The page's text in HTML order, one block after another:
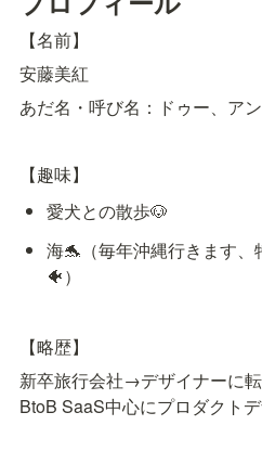
【名前】
安藤美紅
あだ名・呼び名：ドゥー、ア
【趣味】
愛犬との散歩🐶
海🐬（毎年沖縄行きます
🐠）
【略歴】
新卒旅行会社→デザイナーに転
BtoB SaaS中心にプロダクト